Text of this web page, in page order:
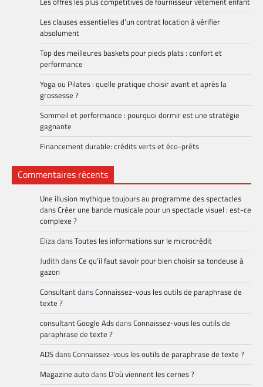
Les clauses essentielles d’un contrat location à vérifier
absolument
Top des meilleures baskets pour pieds plats : confort et
performance
Yoga ou Pilates : quelle pratique choisir avant et après la
grossesse ?
Sommeil et performance : pourquoi dormir est une stratégie
gagnante
Financement durable: crédits verts et éco-prêts
Commentaires récents
Une illusion mythique toujours au programme des spectacles
dansCréer une bande musicale pour un spectacle visuel : est-ce
complexe ?
ElizadansToutes les informations sur le microcrédit
Judith dansCe qu’il faut savoir pour bien choisir sa tondeuse à
gazon
ConsultantdansConnaissez-vous les outils de paraphrase de
texte ?
consultant Google AdsdansConnaissez-vous les outils de
paraphrase de texte ?
ADSdansConnaissez-vous les outils de paraphrase de texte ?
Magazine autodans D’où viennent les cernes ?